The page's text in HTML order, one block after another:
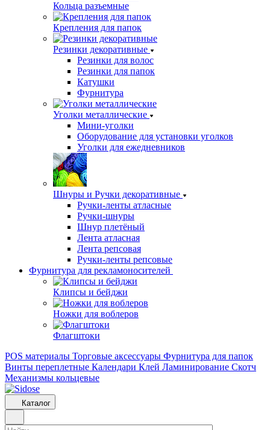
Кольца разъемные
Крепления для папок
Резинки декоративные
Резинки для волос
Резинки для папок
Катушки
Фурнитура
Уголки металлические
Мини-уголки
Оборудование для установки уголков
Уголки для ежедневников
Шнуры и Ручки декоративные
Ручки-ленты атласные
Ручки-шнуры
Шнур плетёный
Лента атласная
Лента репсовая
Ручки-ленты репсовые
Фурнитура для рекламоносителей
Клипсы и бeйджи
Ножки для воблеров
Флагштоки
POS материалы Торговые аксессуары Фурнитура для папок
Винты переплетные Календари Клей Ламинирование Скотч
Механизмы кольцевые
Каталог